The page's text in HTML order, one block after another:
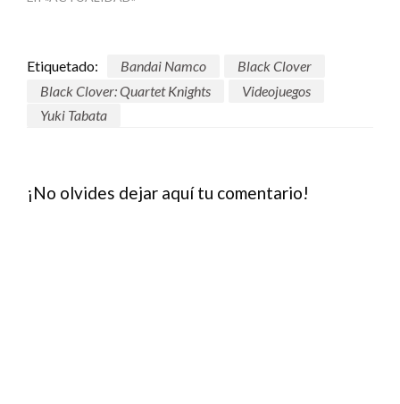
Etiquetado: Bandai Namco
Black Clover
Black Clover: Quartet Knights
Videojuegos
Yuki Tabata
¡No olvides dejar aquí tu comentario!